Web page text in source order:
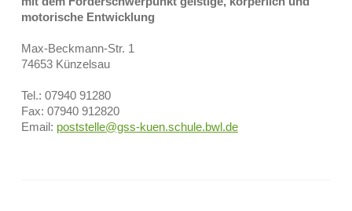
motorische Entwicklung
Max-Beckmann-Str. 1
74653 Künzelsau
Tel.: 07940 91280
Fax: 07940 912820
Email: poststelle@gss-kuen.schule.bwl.de